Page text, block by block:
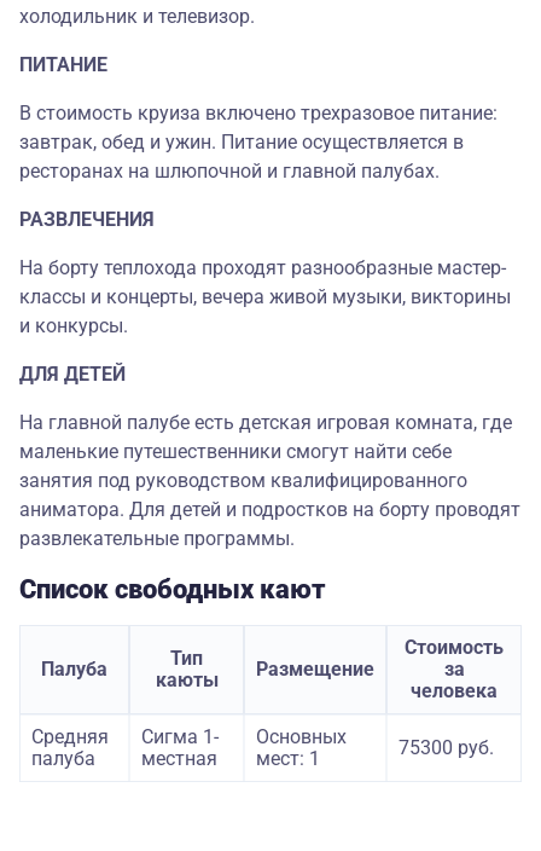
холодильник и телевизор.
ПИТАНИЕ
В стоимость круиза включено трехразовое питание:
завтрак, обед и ужин. Питание осуществляется в
ресторанах на шлюпочной и главной палубах.
РАЗВЛЕЧЕНИЯ
На борту теплохода проходят разнообразные мастер-
классы и концерты, вечера живой музыки, викторины
и конкурсы.
ДЛЯ ДЕТЕЙ
На главной палубе есть детская игровая комната, где
маленькие путешественники смогут найти себе
занятия под руководством квалифицированного
аниматора. Для детей и подростков на борту проводят
развлекательные программы.
Список свободных кают
Палуба
Тип
каюты
Размещение
Стоимость
за
человека
Средняя
палуба
Сигма 1-
местная
Основных
мест: 1
75300 руб.